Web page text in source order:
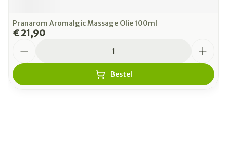
Pranarom Aromalgic Massage Olie 100ml
€ 21,90
Bestel